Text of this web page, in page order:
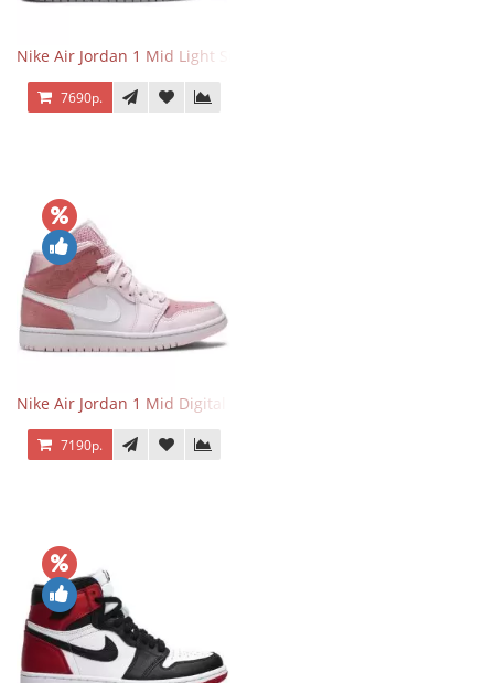
Nike Air Jordan 1 Mid Light Smoke Grey
7690р.
Nike Air Jordan 1 Mid Digital Pink
7190р.